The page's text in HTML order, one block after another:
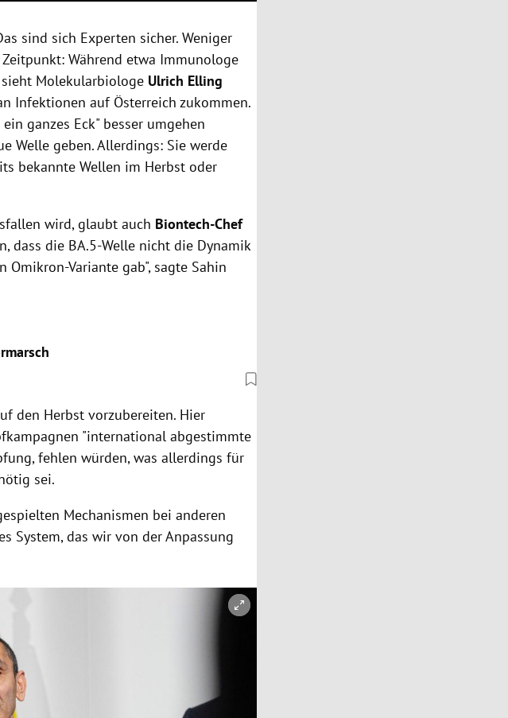
sind sich Experten sicher. Weniger
Während etwa Immunologe
Molekularbiologe Ulrich Elling
Infektionen auf Österreich zukommen.
ganzes Eck" besser umgehen
Welle geben. Allerdings: Sie werde
bekannte Wellen im Herbst oder
wird, glaubt auch Biontech-Chef
dass die BA.5-Welle nicht die Dynamik
Variante gab", sagte Sahin
den Herbst vorzubereiten. Hier
"international abgestimmte
fehlen würden, was allerdings für
sei.
Mechanismen bei anderen
System, das wir von der Anpassung